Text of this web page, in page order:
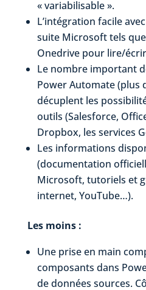
« variabilisable ».
L’intégration facile
suite Microsoft tels
Onedrive pour lire/
Le nombre important
Power Automate (plus
décuplent les
outils (Salesforce,
Dropbox, les services
Les informations
(documentation
Microsoft, tutoriels et
internet, YouTube…).
Les moins :
Une prise en main
composants dans
de données sources.